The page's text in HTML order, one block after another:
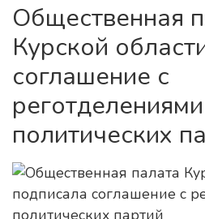
Общественная
Курской
соглашение с
реготделениями
политических